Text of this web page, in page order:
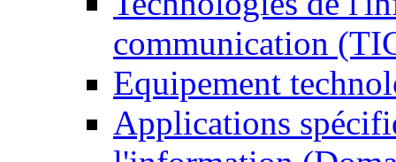
communication
Equipement
Applications